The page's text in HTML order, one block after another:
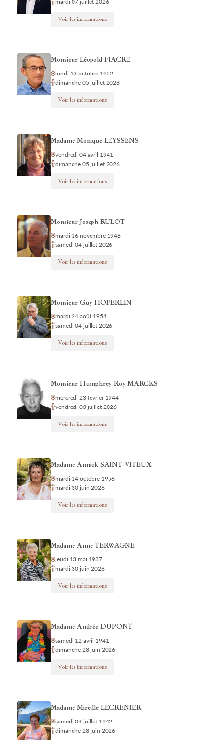
mardi 07 juillet 2026
Voir les informations
Monsieur Léopold FIACRE
lundi 13 octobre 1952
dimanche 05 juillet 2026
Voir les informations
Madame Monique LEYSSENS
vendredi 04 avril 1941
dimanche 05 juillet 2026
Voir les informations
Monsieur Joseph RULOT
mardi 16 novembre 1948
samedi 04 juillet 2026
Voir les informations
Monsieur Guy HOFERLIN
mardi 24 août 1954
samedi 04 juillet 2026
Voir les informations
Monsieur Humphrey Roy MARCKS
mercredi 23 février 1944
vendredi 03 juillet 2026
Voir les informations
Madame Annick SAINT-VITEUX
mardi 14 octobre 1958
mardi 30 juin 2026
Voir les informations
Madame Anne TERWAGNE
jeudi 13 mai 1937
mardi 30 juin 2026
Voir les informations
Madame Andrée DUPONT
samedi 12 avril 1941
dimanche 28 juin 2026
Voir les informations
Madame Mireille LECRENIER
samedi 04 juillet 1942
dimanche 28 juin 2026